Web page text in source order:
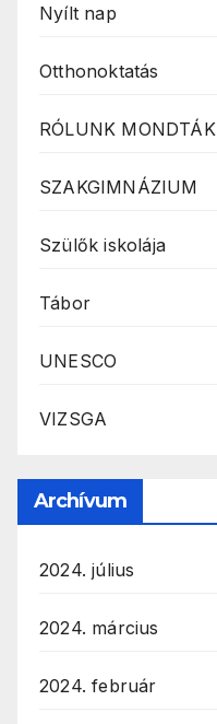
Nyílt nap
Otthonoktatás
RÓLUNK MONDTÁK
SZAKGIMNÁZIUM
Szülők iskolája
Tábor
UNESCO
VIZSGA
Archívum
2024. július
2024. március
2024. február